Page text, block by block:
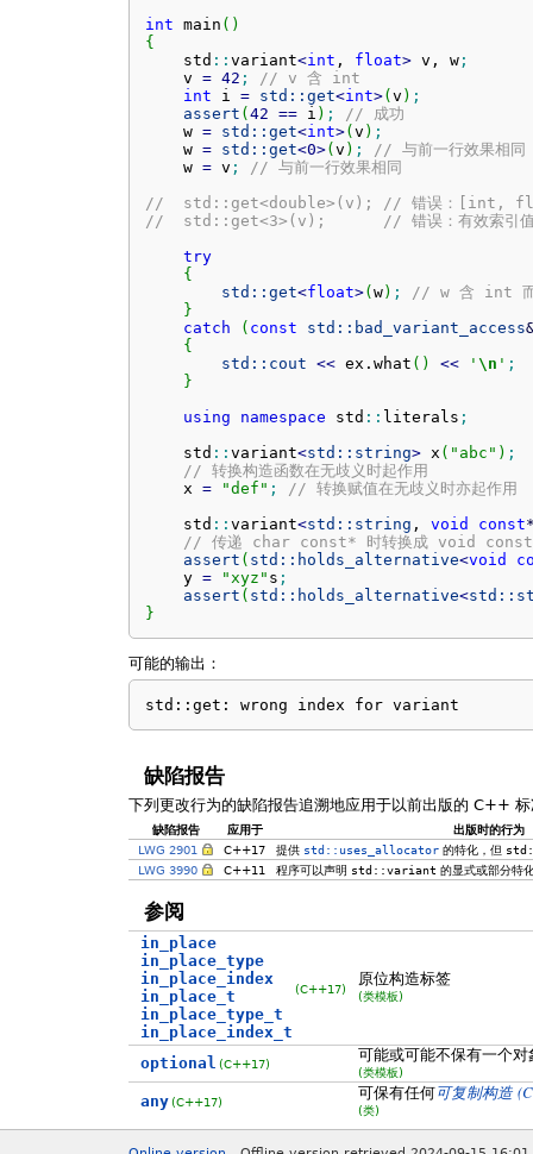
int main ( )
{
    std
:: variant<int , float> v, w;
    v
= 42 ;
// v 含 int
int i = std:: get<int>( v ) ;
assert ( 42 == i ) ;
// 成功
    w
= std:: get<int>( v ) ;
    w
= std:: get<0>( v ) ;
// 与前一行效果相同
    w
= v ;
// 与前一行效果相同
//  std::get<double>(v); // 错误：[int,
//  std::get<3>(v);      // 错误：有效索引
try
{
std:: get<float>( w) ;
// w 含 int 而
}
catch
( const std:: bad_variant_access
{
std:: cout << ex. what ( ) << ' \n ' ;
}
using
namespace std :: literals ;
    std
:: variant<std:: string> x ( "abc" ) ;
// 转换构造函数在无歧义时起作用
    x
= "def" ;
// 转换赋值在无歧义时亦起作用
    std
:: variant<std:: string , void const
// 传递 char const* 时转换成 void
assert ( std:: holds_alternative<void
    y
= "xyz" s ;
assert ( std:: holds_alternative<std::
}
可能的输出：
std::get: wrong index for variant
缺陷报告
下列更改行为的缺陷报告追溯地应用于以前出版的 C++
缺陷报告 应用于
出版时的行为
LWG 2901
C++17 提供 std::uses_allocator的特化，但
LWG 3990
C++11 程序可以声明 std::variant 的显式或部分特
参阅
in_place
in_place_type
in_place_index
in_place_t
in_place_type_t
in_place_index_t
(C++17)
原位构造标签
(类模板)
optional (C++17) 可能或可能不保有一个对
(类模板)
any (C++17) 可保有任何可复制构造
(类)